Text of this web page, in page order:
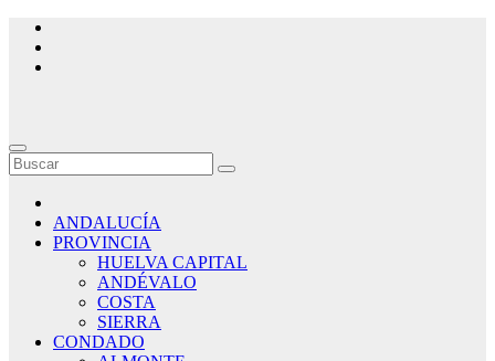
Saltar
contenido
ANDALUCÍA
PROVINCIA
HUELVA CAPITAL
ANDÉVALO
COSTA
SIERRA
CONDADO